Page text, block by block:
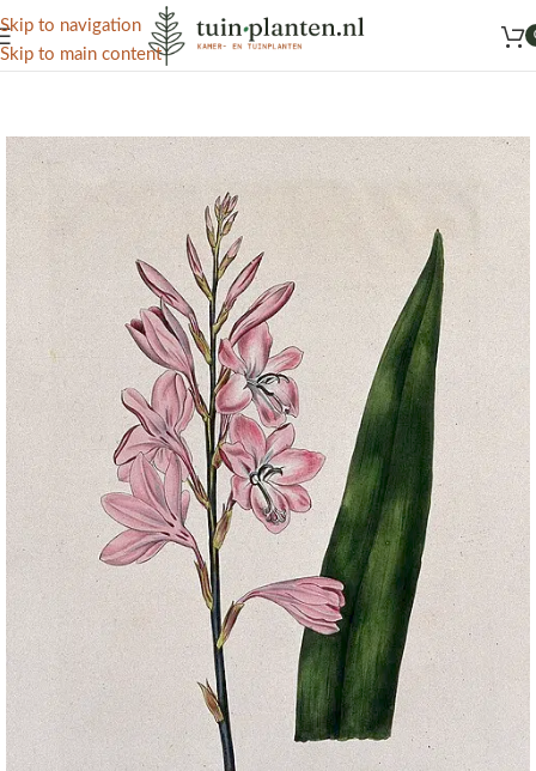
Skip to navigation
Skip to main content
Het grootste aanbod kamer- en tuinplanten
Home/ Kennisbank/Tuinplanten